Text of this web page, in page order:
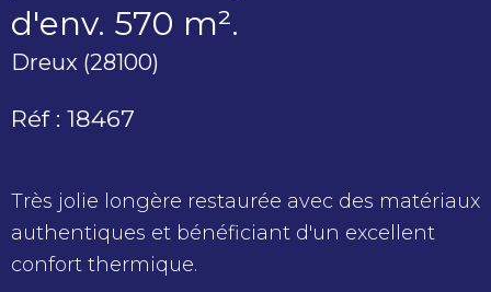
d'env. 570 m².
Dreux (28100)
Réf : 18467
Très jolie longère restaurée avec des matériaux
authentiques et bénéficiant d'un excellent
confort thermique.